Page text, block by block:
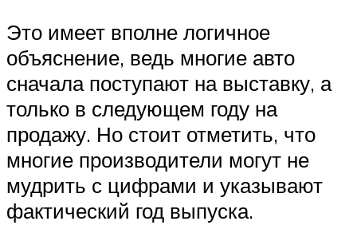
Это имеет вполне логичное
объяснение, ведь многие авто
сначала поступают на выставку, а
только в следующем году на
продажу. Но стоит отметить, что
многие производители могут не
мудрить с цифрами и указывают
фактический год выпуска.